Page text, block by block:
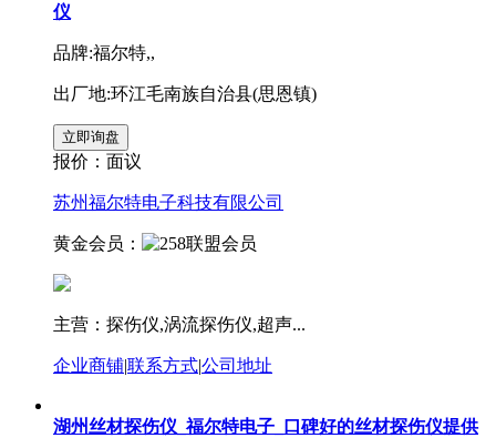
仪
品牌:福尔特,,
出厂地:环江毛南族自治县(思恩镇)
报价： 面议
苏州福尔特电子科技有限公司
黄金会员：
主营：探伤仪,涡流探伤仪,超声...
企业商铺|联系方式|公司地址
湖州丝材探伤仪_福尔特电子_口碑好的丝材探伤仪提供